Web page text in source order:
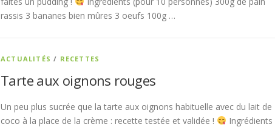
rassis 3 bananes bien mûres 3 oeufs 100g …
ACTUALITÉS / RECETTES
Tarte aux oignons rouges
Un peu plus sucrée que la tarte aux oignons habituelle avec du lait de
coco à la place de la crème : recette testée et validée !
Ingrédients